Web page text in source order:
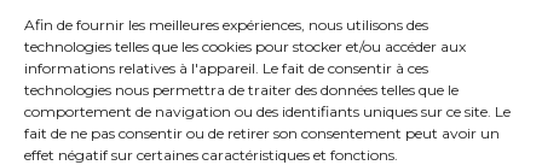
Afin de fournir les meilleures expériences, nous utilisons des
technologies telles que les cookies pour stocker et/ou accéder aux
informations relatives à l'appareil. Le fait de consentir à ces
technologies nous permettra de traiter des données telles que le
comportement de navigation ou des identifiants uniques sur ce site. Le
fait de ne pas consentir ou de retirer son consentement peut avoir un
effet négatif sur certaines caractéristiques et fonctions.
Contact
 450 654-3342
 info@charlesrajotte.com